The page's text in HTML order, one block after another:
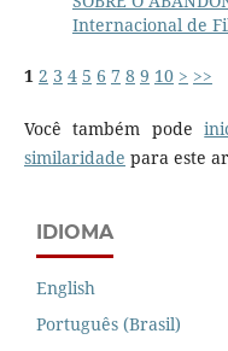
Internacional de
1 2 3 4 5 6 7 8 9 10 > >>
Você também pode
similaridade para este
IDIOMA
English
Português (Brasil)